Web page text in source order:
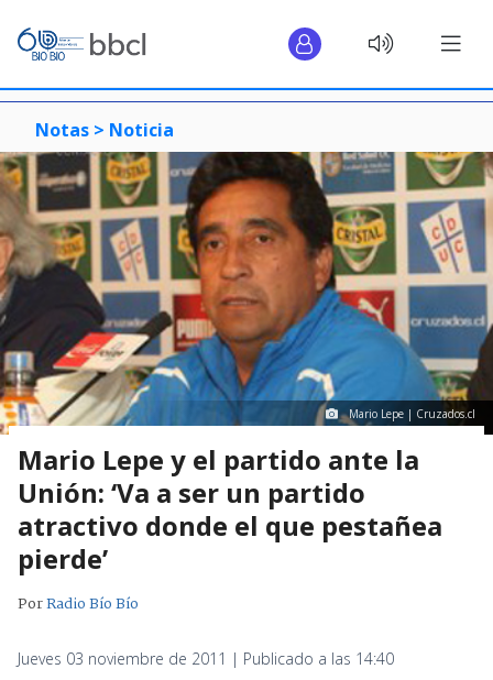
Notas > Noticia
Mario Lepe | Cruzados.cl
Mario Lepe y el partido ante la
Unión: ‘Va a ser un partido
atractivo donde el que pestañea
pierde’
PorRadio Bío Bío
Jueves 03 noviembre de 2011 | Publicado a las 14:40